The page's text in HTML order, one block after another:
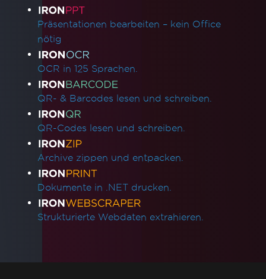
Präsentationen bearbeiten – kein Office
nötig
OCR in 125 Sprachen.
QR- & Barcodes lesen und schreiben.
QR-Codes lesen und schreiben.
Archive zippen und entpacken.
Dokumente in .NET drucken.
Strukturierte Webdaten extrahieren.